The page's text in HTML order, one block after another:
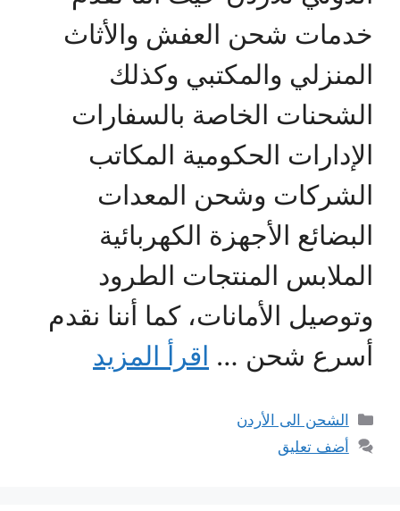
خدمات شحن العفش والأثاث
المنزلي والمكتبي وكذلك
الشحنات الخاصة بالسفارات
الإدارات الحكومية المكاتب
الشركات وشحن المعدات
البضائع الأجهزة الكهربائية
الملابس المنتجات الطرود
وتوصيل الأمانات، كما أننا نقدم
أسرع شحن … اقرأ المزيد
التصنيفات
الشحن الى الأردن
أضف تعليق